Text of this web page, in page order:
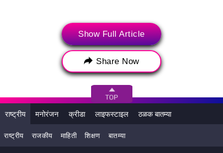
Show Full Article
Share Now
राष्ट्रीय मनोरंजन क्रीडा लाइफस्टाइल ठळक बातम्या
राष्ट्रीय राजकीय माहिती शिक्षण बातम्या